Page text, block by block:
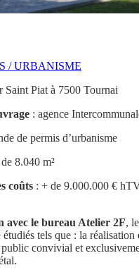
/ URBANISME
Saint Piat à 7500 Tournai
: agence
de permis d’urbanisme
8.040 m²
coûts : + de 9.000.000 €
avec le bureau Atelier 2F,
tels que : la réalisation
public convivial et